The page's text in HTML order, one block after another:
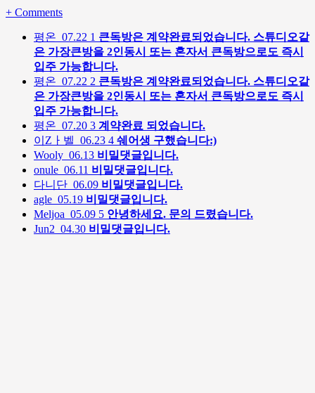
+ Comments
평온 07.22 1 큰독방은 계약완료되었습니다. 스튜디오같
은 가장큰방을 2인동시 또는 혼자서 큰독방으로도 즉시
입주 가능합니다.
평온 07.22 2 큰독방은 계약완료되었습니다. 스튜디오같
은 가장큰방을 2인동시 또는 혼자서 큰독방으로도 즉시
입주 가능합니다.
평온 07.20 3 계약완료 되었습니다.
이Zㅏ벨 06.23 4 쉐어생 구했습니다:)
Wooly 06.13 비밀댓글입니다.
onule 06.11 비밀댓글입니다.
다니단 06.09 비밀댓글입니다.
agle 05.19 비밀댓글입니다.
Meljoa 05.09 5 안녕하세요. 문의 드렸습니다.
Jun2 04.30 비밀댓글입니다.